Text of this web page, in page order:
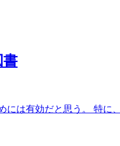
書
は有効だと思う。 特に